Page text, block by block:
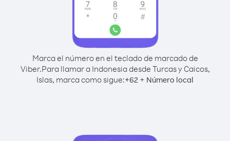
Marca el número en el teclado de marcado de
Viber.Para llamar a Indonesia desde Turcas y Caicos,
Islas, marca como sigue:+62 + Número local